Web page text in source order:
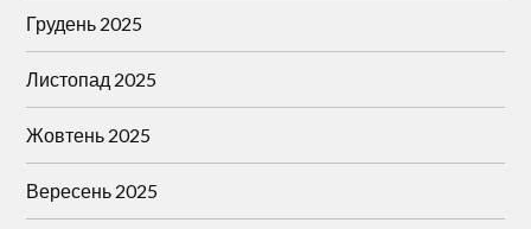
Грудень 2025
Листопад 2025
Жовтень 2025
Вересень 2025